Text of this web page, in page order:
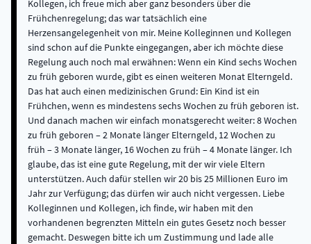
Kollegen, ich freue mich aber ganz besonders über die
Frühchenregelung; das war tatsächlich eine
Herzensangelegenheit von mir. Meine Kolleginnen und Kollegen
sind schon auf die Punkte eingegangen, aber ich möchte diese
Regelung auch noch mal erwähnen: Wenn ein Kind sechs Wochen
zu früh geboren wurde, gibt es einen weiteren Monat Elterngeld.
Das hat auch einen medizinischen Grund: Ein Kind ist ein
Frühchen, wenn es mindestens sechs Wochen zu früh geboren ist.
Und danach machen wir einfach monatsgerecht weiter: 8 Wochen
zu früh geboren – 2 Monate länger Elterngeld, 12 Wochen zu
früh – 3 Monate länger, 16 Wochen zu früh – 4 Monate länger. Ich
glaube, das ist eine gute Regelung, mit der wir viele Eltern
unterstützen. Auch dafür stellen wir 20 bis 25 Millionen Euro im
Jahr zur Verfügung; das dürfen wir auch nicht vergessen. Liebe
Kolleginnen und Kollegen, ich finde, wir haben mit den
vorhandenen begrenzten Mitteln ein gutes Gesetz noch besser
gemacht. Deswegen bitte ich um Zustimmung und lade alle